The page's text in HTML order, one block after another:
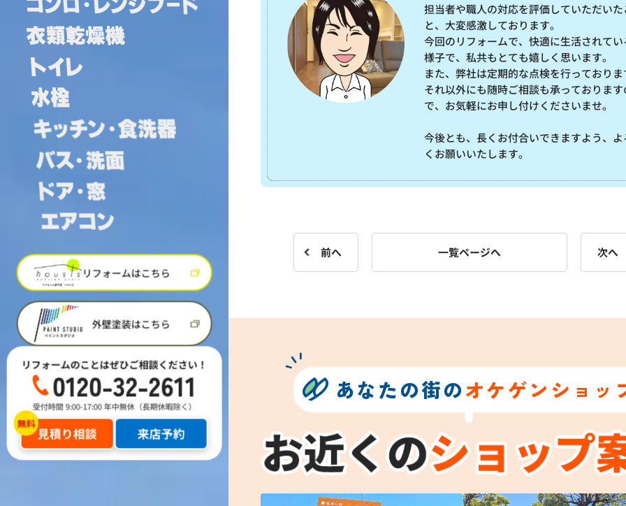
リフォームはこちら
外壁塗装はこちら
リフォームのことはぜひご相談ください！
0120-32-2611
受付時間 9:00-17:00 年中無休（長期休暇除く）
見積り相談 来店予約
担当者や職人の対応を評価していただいた
と、大変感激しております。
今回のリフォームで、快適に生活されてい
様子で、私共もとても嬉しく思います。
また、弊社は定期的な点検を行っておりま
それ以外にも随時ご相談も承っております
で、お気軽にお申し付けくださいませ。
今後とも、長くお付合いできますよう、よ
くお願いいたします。
前へ 一覧ページへ 次へ
あなたの街のオケゲンショッ